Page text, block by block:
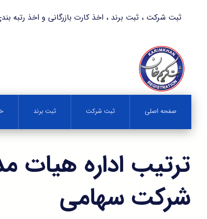
ثبت شرکت ، ثبت برند ، اخذ کارت بازرگانی و اخذ رتبه بندی در
صفحه اصلی ثبت شرکت ثبت برند
ترتیب اداره هیات
شرکت سهامی